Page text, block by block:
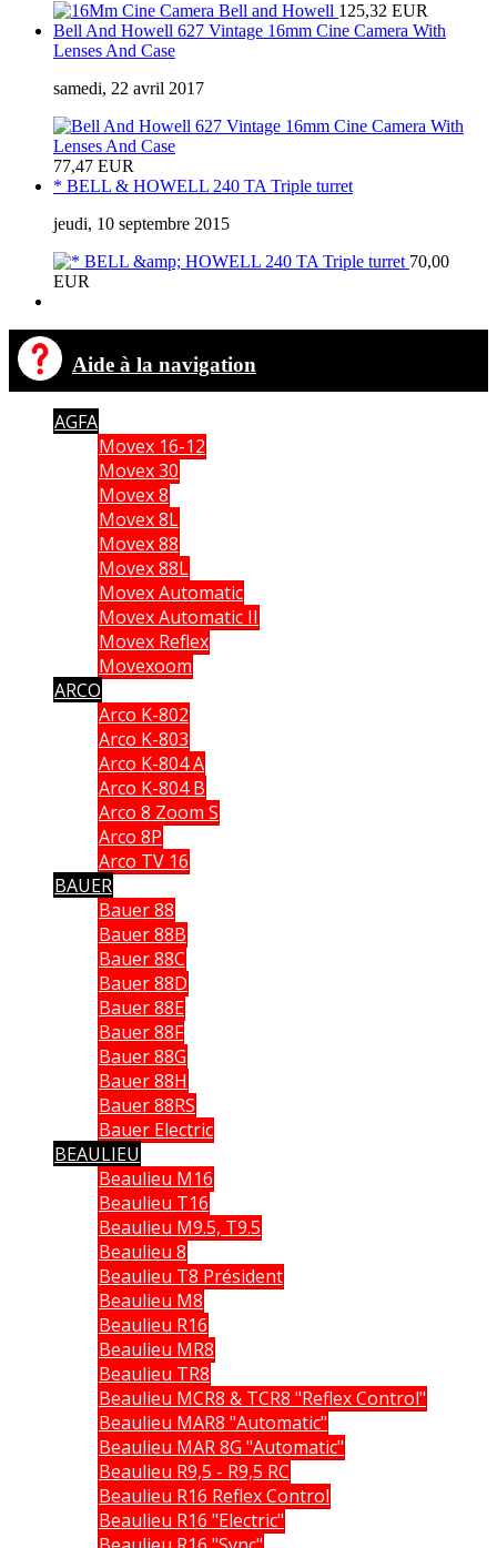
125,32 EUR
Bell And Howell 627 Vintage 16mm Cine Camera With
Lenses And Case
samedi, 22 avril 2017
77,47 EUR
* BELL & HOWELL 240 TA Triple turret
jeudi, 10 septembre 2015
70,00
EUR
Aide à la navigation
AGFA
Movex 16-12
Movex 30
Movex 8
Movex 8L
Movex 88
Movex 88L
Movex Automatic
Movex Automatic II
Movex Reflex
Movexoom
ARCO
Arco K-802
Arco K-803
Arco K-804 A
Arco K-804 B
Arco 8 Zoom S
Arco 8P
Arco TV 16
BAUER
Bauer 88
Bauer 88B
Bauer 88C
Bauer 88D
Bauer 88E
Bauer 88F
Bauer 88G
Bauer 88H
Bauer 88RS
Bauer Electric
BEAULIEU
Beaulieu M16
Beaulieu T16
Beaulieu M9.5, T9.5
Beaulieu 8
Beaulieu T8 Président
Beaulieu M8
Beaulieu R16
Beaulieu MR8
Beaulieu TR8
Beaulieu MCR8 & TCR8 "Reflex Control"
Beaulieu MAR8 "Automatic"
Beaulieu MAR 8G "Automatic"
Beaulieu R9,5 - R9,5 RC
Beaulieu R16 Reflex Control
Beaulieu R16 "Electric"